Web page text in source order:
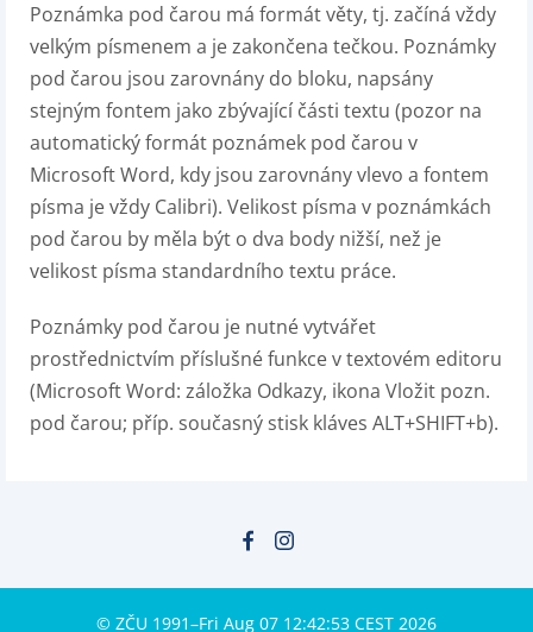
Poznámka pod čarou má formát věty, tj. začíná vždy
velkým písmenem a je zakončena tečkou. Poznámky
pod čarou jsou zarovnány do bloku, napsány
stejným fontem jako zbývající části textu (pozor na
automatický formát poznámek pod čarou v
Microsoft Word, kdy jsou zarovnány vlevo a fontem
písma je vždy Calibri). Velikost písma v poznámkách
pod čarou by měla být o dva body nižší, než je
velikost písma standardního textu práce.
Poznámky pod čarou je nutné vytvářet
prostřednictvím příslušné funkce v textovém editoru
(Microsoft Word: záložka Odkazy, ikona Vložit pozn.
pod čarou; příp. současný stisk kláves ALT+SHIFT+b).
© ZČU 1991–Fri Aug 07 12:42:53 CEST 2026